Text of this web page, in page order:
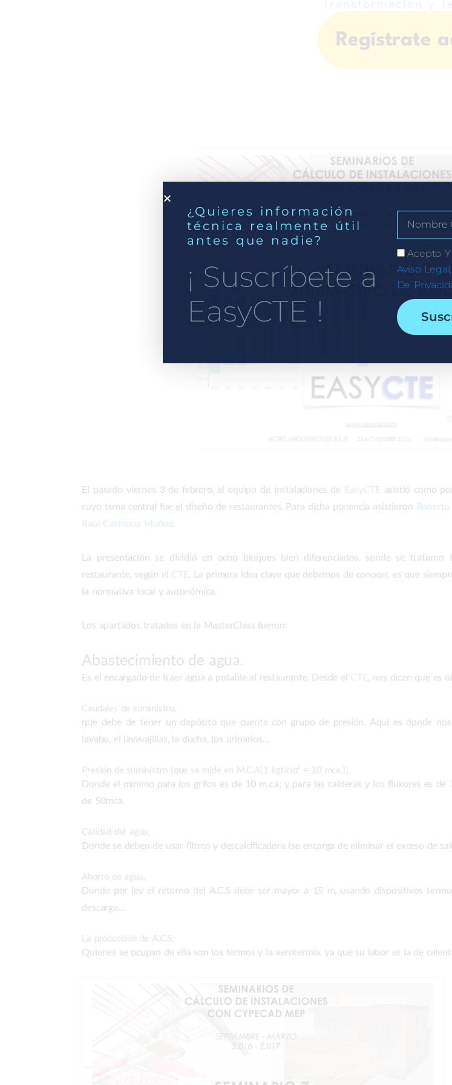
Transformación y
Regístrate
El pasado viernes 3 de febrero, el equipo de instalaciones de EasyCTE asistió como
cuyo tema central fue el diseño de restaurantes. Para dicha ponencia asistieron
Raúl Carmona Muñoz.
La presentación se dividió en ocho bloques bien diferenciados, sonde se
restaurante, según el CTE. La primera idea clave que debemos de conocer, es que
la normativa local y autonómica.
Los apartados tratados en la MasterClass fueron:
Abastecimiento de agua.
Es el encargado de traer agua a potable al restaurante. Desde el CTE, nos dicen que es
Caudales de suministro,
que debe de tener un depósito que cuente con grupo de presión. Aquí es donde
lavabo, el lavavajillas, la ducha, los urinarios…
Presión de suministro (que se mide en M.C.A[1 kgf/cm² = 10 mca.]),
Donde el mínimo para los grifos es de 10 m.c.a; y para las calderas y los fluxores es
de 50mca.
Calidad del agua,
Donde se deben de usar filtros y descalcificadora (se encarga de eliminar el exceso de
Ahorro de agua,
Donde por ley el retorno del A.C.S debe ser mayor a 15 m, usando dispositivos
descarga…
La producción de A.C.S,
Quienes se ocupan de ella son los termos y la aerotermia, ya que su labor es la de
¿Quieres información
técnica realmente útil
antes que nadie?
¡ Suscríbete a
EasyCTE !
Acepto
Aviso
De